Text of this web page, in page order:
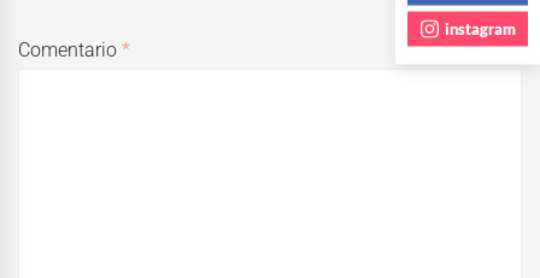
Comentario*
instagram